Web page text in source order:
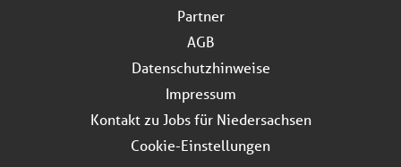
Partner
AGB
Datenschutzhinweise
Impressum
Kontakt zu Jobs für Niedersachsen
Cookie-Einstellungen